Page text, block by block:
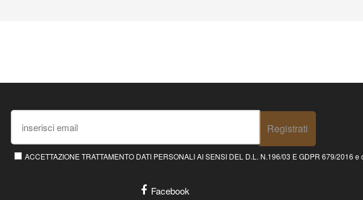
Registrati
ACCETTAZIONE TRATTAMENTO DATI PERSONALI AI SENSI DEL D.L. N.196/03 E GDPR 679/2016
Facebook